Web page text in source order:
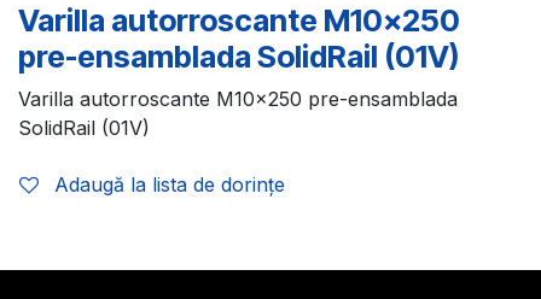
Varilla autorroscante M10x250
pre-ensamblada SolidRail (01V)
Varilla autorroscante M10x250 pre-ensamblada
SolidRail (01V)
Adaugă la lista de dorințe